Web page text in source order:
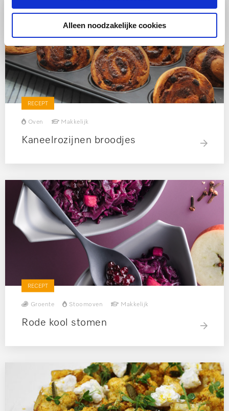
Alleen noodzakelijke cookies
RECEPT
Oven Makkelijk
Kaneelrozijnen broodjes
RECEPT
Groente Stoomoven Makkelijk
Rode kool stomen